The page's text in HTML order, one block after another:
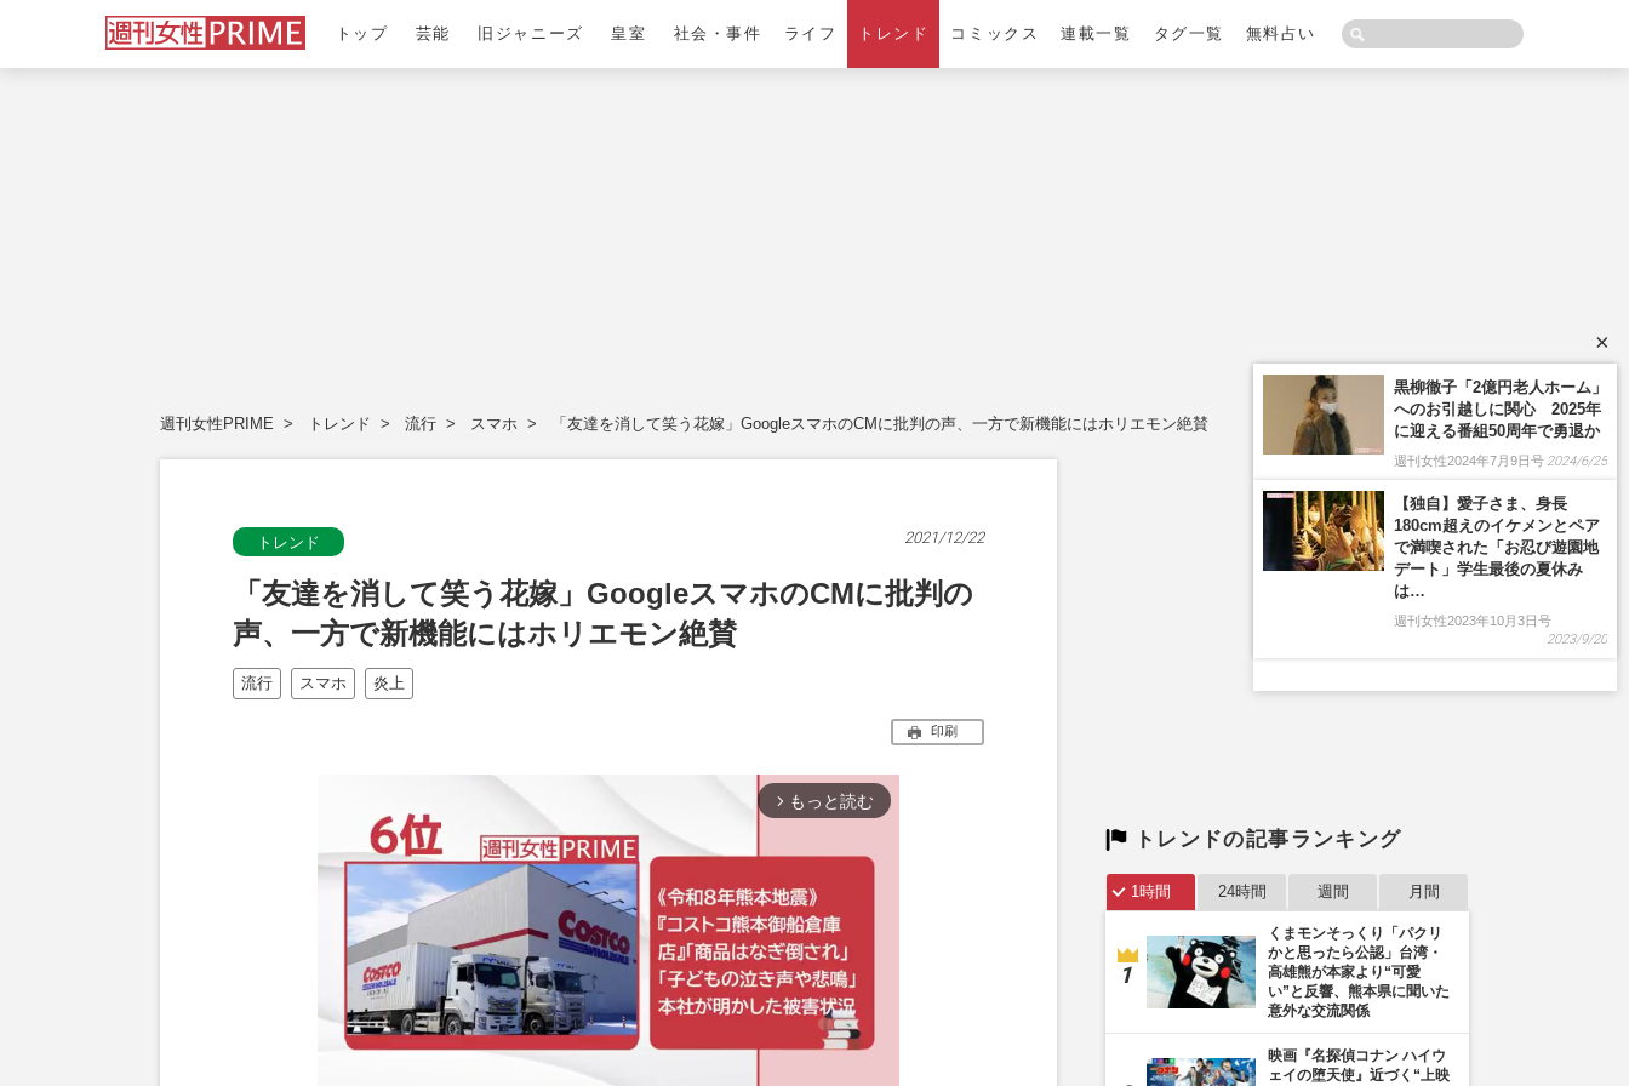
トップ 芸能 旧ジャニーズ 皇室 社会・事件 ライフ トレンド コミックス 連載一覧 タグ一覧 無料占い
週刊女性PRIME トレンド 流行 スマホ 「友達を消して笑う花嫁」GoogleスマホのCMに批判の声、一方で新機能にはホリエモン絶賛
トレンド 2021/12/22
「友達を消して笑う花嫁」GoogleスマホのCMに批判の
声、一方で新機能にはホリエモン絶賛
流行 スマホ 炎上
印刷
arrow_forward_ios もっと読む
トレンドの記事ランキング
1時間 24時間 週間 月間
くまモンそっくり「パクリ
かと思ったら公認」台湾・
高雄熊が本家より“可愛
い”と反響、熊本県に聞いた
意外な交流関係
映画『名探偵コナン ハイウ
ェイの堕天使』近づく“上映
×